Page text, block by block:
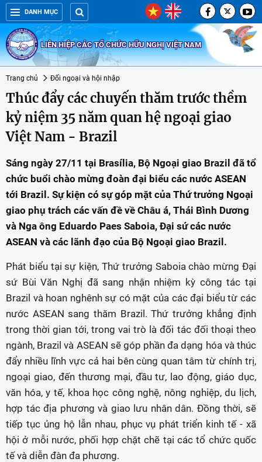
DANH MỤC
LIÊN HIỆP CÁC TỔ CHỨC HỮU NGHỊ VIỆT NAM
Trang chủ Đối ngoại và hội nhập
Thúc đẩy các chuyến thăm trước thềm
kỷ niệm 35 năm quan hệ ngoại giao
Việt Nam - Brazil
Sáng ngày 27/11 tại Brasília, Bộ Ngoại giao Brazil đã tổ
chức buổi chào mừng đoàn đại biểu các nước ASEAN
tới Brazil. Sự kiện có sự góp mặt của Thứ trưởng Ngoại
giao phụ trách các vấn đề về Châu á, Thái Bình Dương
và Nga ông Eduardo Paes Saboia, Đại sứ các nước
ASEAN và các lãnh đạo của Bộ Ngoại giao Brazil.
Phát biểu tại sự kiện, Thứ trưởng Saboia chào mừng Đại
sứ Bùi Văn Nghị đã sang nhận nhiệm kỳ công tác tại
Brazil và hoan nghênh sự có mặt của các đại biểu từ các
nước ASEAN sang thăm Brazil. Thứ trưởng khẳng định
trong thời gian tới, trong vai trò là đối tác đối thoại theo
ngành, Brazil và ASEAN sẽ góp phần đa dạng hóa và thúc
đẩy nhiều lĩnh vực cả hai bên cùng quan tâm từ chính trị,
ngoại giao, đến thương mại, đầu tư, lao động, giáo dục,
văn hóa, y tế, khoa học công nghệ, nông nghiệp, du lịch,
hợp tác địa phương và giao lưu nhân dân. Đồng thời, sẽ
tiếp tục ủng hộ lẫn nhau, phục vụ phát triển kinh tế - xã
hội ở mỗi nước, phối hợp chặt chẽ tại các tổ chức quốc
tế và diễn đàn đa phương.